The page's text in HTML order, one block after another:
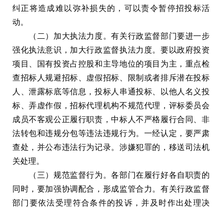
纠正将造成难以弥补损失的，可以责令暂停招投标活
动。
（二）加大执法力度。有关行政监督部门要进一步
强化执法意识，加大行政监督执法力度。要以政府投资
项目、国有投资占控股和主导地位的项目为主，重点检
查招标人规避招标、虚假招标、限制或者排斥潜在投标
人、泄露标底等信息，投标人串通投标、以他人名义投
标、弄虚作假，招标代理机构不规范代理，评标委员会
成员不客观公正履行职责，中标人不严格履行合同、非
法转包和违规分包等违法违规行为。一经认定，要严肃
查处，并公布违法行为记录。涉嫌犯罪的，移送司法机
关处理。
（三）规范监督行为。各部门在履行好各自职责的
同时，要加强协调配合，形成监管合力。有关行政监督
部门要依法受理符合条件的投诉，并及时作出处理决